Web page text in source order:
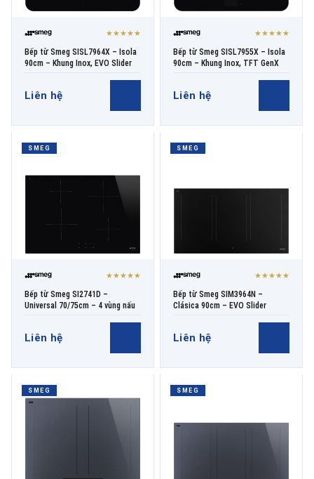
★★★★★
Bếp từ Smeg SISL7964X – Isola
90cm – Khung Inox, EVO Slider
Liên hệ
★★★★★
Bếp từ Smeg SISL7955X – Isola
90cm – Khung Inox, TFT GenX
Liên hệ
SMEG
★★★★★
Bếp từ Smeg SI2741D –
Universal 70/75cm – 4 vùng nấu
Liên hệ
SMEG
★★★★★
Bếp từ Smeg SIM3964N –
Clásica 90cm – EVO Slider
Liên hệ
SMEG SMEG